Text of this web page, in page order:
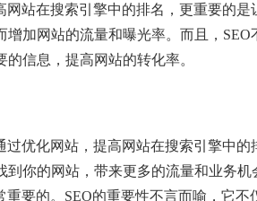
网站在搜索引擎中的排名，更重要的
增加网站的流量和曝光率。而且，
信息，提高网站的转化率。
过优化网站，提高网站在搜索引擎中
到你的网站，带来更多的流量和业务
重要的。SEO的重要性不言而喻，它